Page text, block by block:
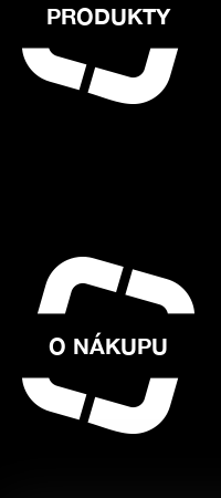
PRODUKTY
O NÁKUPU